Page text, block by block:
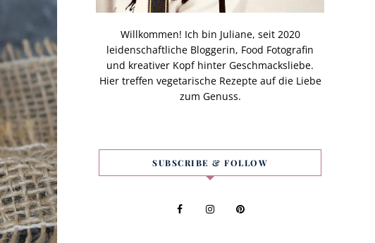
Willkommen! Ich bin Juliane, seit 2020
leidenschaftliche Bloggerin, Food Fotografin
und kreativer Kopf hinter Geschmacksliebe.
Hier treffen vegetarische Rezepte auf die Liebe
zum Genuss.
SUBSCRIBE & FOLLOW